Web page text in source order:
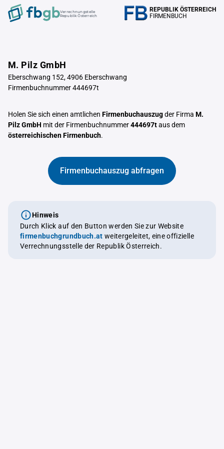
Verrechnungstelle
Republik Österreich
REPUBLIK ÖSTERREICH
FIRMENBUCH
M. Pilz GmbH
Eberschwang 152, 4906 Eberschwang
Firmenbuchnummer 444697t
Holen Sie sich einen amtlichen Firmenbuchauszugder Firma M.
Pilz GmbH mit der Firmenbuchnummer444697taus dem
österreichischen Firmenbuch.
Firmenbuchauszug abfragen
Hinweis
Durch Klick auf den Button werden Sie zur Website
firmenbuchgrundbuch.at weitergeleitet, eine offizielle
Verrechnungsstelle der Republik Österreich.